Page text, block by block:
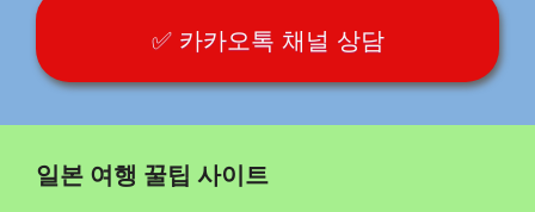
✅ 카카오톡 채널 상담
일본 여행 꿀팁 사이트